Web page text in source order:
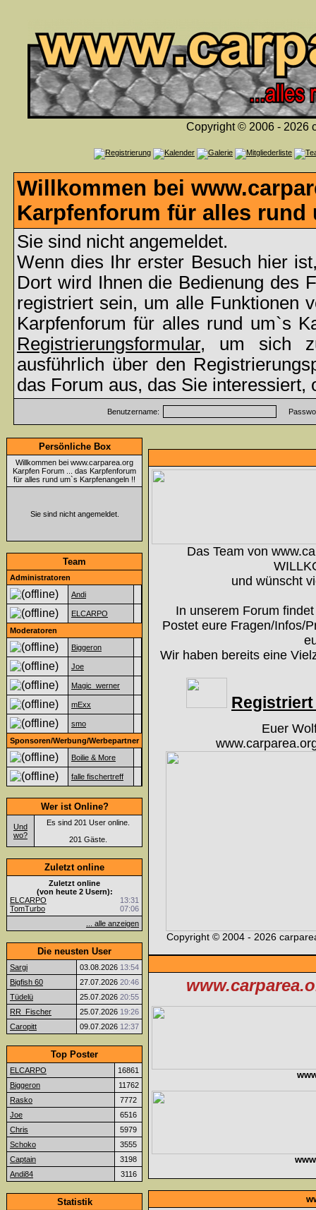
Copyright © 2006 - 2026
Willkommen bei
Karpfenforum für alles rund
Sie sind nicht angemeldet.
Wenn dies Ihr erster Besuch hier
Dort wird Ihnen die Bedienung des
registriert sein, um alle Funktionen
Karpfenforum für alles rund um`s
Registrierungsformular, um sich
ausführlich über den
das Forum aus, das Sie
Benutzername:
Persönliche Box
Willkommen bei www.carparea.org
Karpfen Forum ... das Karpfenforum
für alles rund um`s Karpfenangeln !!
Sie sind nicht angemeldet.
Team
Administratoren
Andi
ELCARPO
Moderatoren
Biggeron
Joe
Magic_werner
mExx
smo
Sponsoren/Werbung/Werbepartner
Boilie & More
falle fischertreff
Wer ist Online?
Und
wo?
Es sind 201 User online.
201 Gäste.
Zuletzt online
Zuletzt online
(von heute 2 Usern):
ELCARPO
13:31
TomTurbo
07:06
... alle anzeigen
Die neusten User
Sargi 03.08.2026 13:54
Bigfish 60
27.07.2026 20:46
Tüdelü
25.07.2026 20:55
RR_Fischer
25.07.2026 19:26
Caropitt
09.07.2026 12:37
Top Poster
ELCARPO
16861
Biggeron
11762
Rasko
7772
Joe
6516
Chris
5979
Schoko
3555
Captain
3198
Andi84
3116
Statistik
Das Team von
und wünscht
In unserem Forum
Postet eure Fragen/Infos/
Wir haben bereits eine
Euer
Copyright © 2004 - 2026